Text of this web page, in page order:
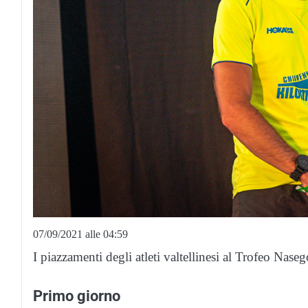
07/09/2021 alle 04:59
I piazzamenti degli atleti valtellinesi al Trofeo
Primo giorno